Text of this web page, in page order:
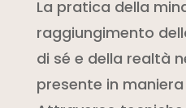
La pratica della
raggiungimento
di sé e della realtà
presente in